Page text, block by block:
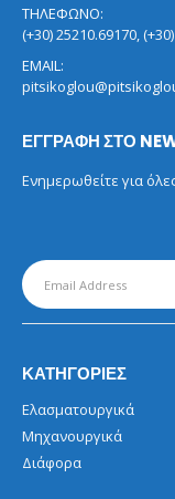
ΤΗΛΕΦΩΝΟ:
(+30) 25210.69170,
EMAIL:
ΕΓΓΡΑΦΗ ΣΤΟ
Ενημερωθείτε για
ΚΑΤΗΓΟΡΙΕΣ
Ελασματουργικά
Μηχανουργικά
Διάφορα